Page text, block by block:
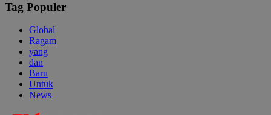
Tag Populer
Global
Ragam
yang
dan
Baru
Untuk
News